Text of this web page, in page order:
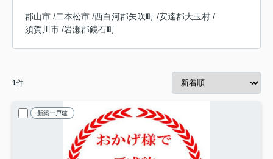
郡山市 /二本松市 /西白河郡矢吹町 /安達郡大玉村 /
須賀川市 /岩瀬郡鏡石町
1件
新築一戸建